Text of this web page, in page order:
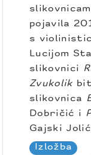
pojavila
s
Lucijom
slikovnici
Zvukolik
slikovnica
Dobričić i
Gajski
Izložba